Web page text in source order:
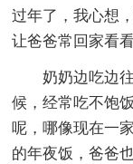
过年了，我心想
让爸爸常回家看看
奶奶边吃边
候，经常吃不饱
呢，哪像现在一
的年夜饭，爸爸